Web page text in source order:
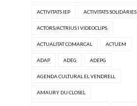
ACTIVITATS IEP ACTIVITATS SOLIDÀRIES
ACTORS/ACTRIUS I VIDEOCLIPS.
ACTUALITAT COMARCAL ACTUEM
ADAP ADEG ADEPG
AGENDA CULTURAL EL VENDRELL
AMAURY DU CLOSEL